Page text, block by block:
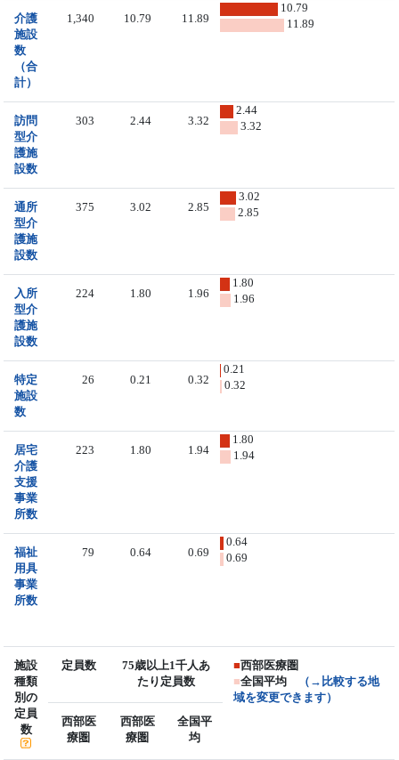
介護
施設
数
（合
計）
1,340 10.79 11.89
10.79
11.89
訪問
型介
護施
設数
303 2.44 3.32
2.44
3.32
通所
型介
護施
設数
375 3.02 2.85
3.02
2.85
入所
型介
護施
設数
224 1.80 1.96
1.80
1.96
特定
施設
数
26 0.21 0.32
0.21
0.32
居宅
介護
支援
事業
所数
223 1.80 1.94
1.80
1.94
福祉
用具
事業
所数
79 0.64 0.69
0.64
0.69
施設
種類
別の
定員
数
定員数
75歳以上1千人あ
たり定員数
■西部医療圏
■全国平均
（→比較する地
域を変更できます）
西部医
療圏
西部医
療圏
全国平
均